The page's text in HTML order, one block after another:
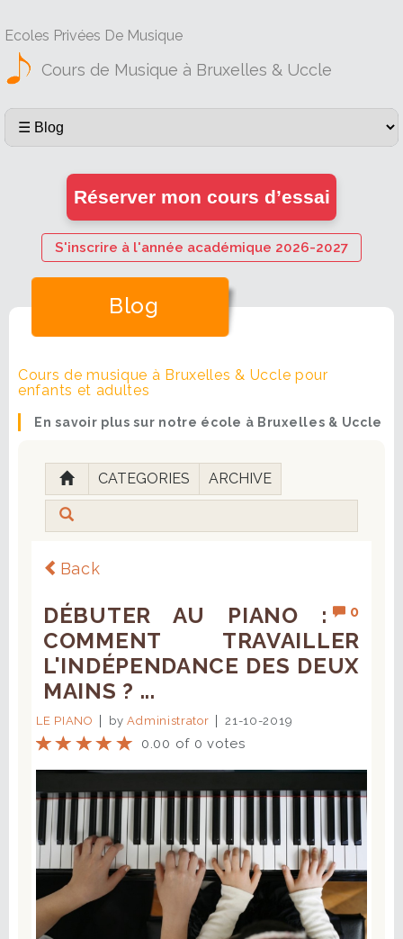
Ecoles Privées De Musique
Cours de Musique à Bruxelles & Uccle
Réserver mon cours d’essai
S'inscrire à l'année académique 2026-2027
Blog
Cours de musique à Bruxelles & Uccle pour
enfants et adultes
En savoir plus sur notre école à Bruxelles & Uccle
CATEGORIES ARCHIVE
Back
0
DÉBUTER AU PIANO :
COMMENT TRAVAILLER
L'INDÉPENDANCE DES DEUX
MAINS ? ...
LE PIANO byAdministrator 21-10-2019
0.00 of 0 votes